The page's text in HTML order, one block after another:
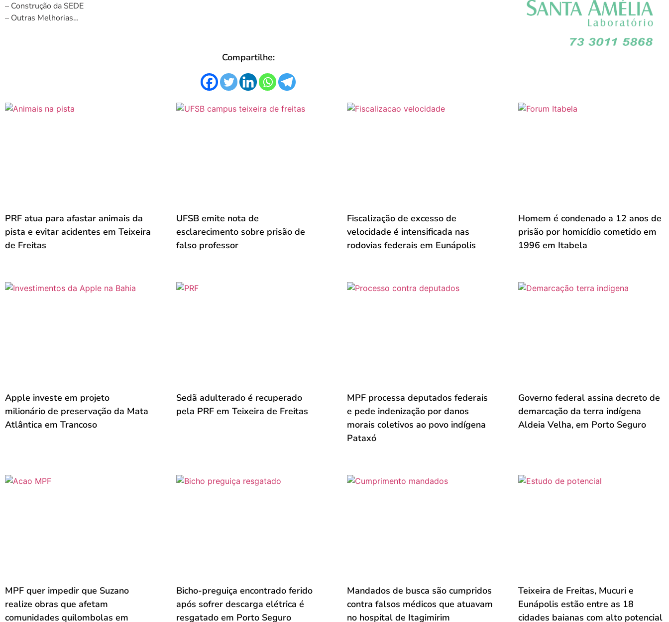
– Construção da SEDE
– Outras Melhorias…
Compartilhe:
PRF atua para afastar animais da
pista e evitar acidentes em Teixeira
de Freitas
UFSB emite nota de
esclarecimento sobre prisão de
falso professor
Fiscalização de excesso de
velocidade é intensificada nas
rodovias federais em Eunápolis
Homem é condenado a 12 anos de
prisão por homicídio cometido em
1996 em Itabela
Apple investe em projeto
milionário de preservação da Mata
Atlântica em Trancoso
Sedã adulterado é recuperado
pela PRF em Teixeira de Freitas
MPF processa deputados federais
e pede indenização por danos
morais coletivos ao povo indígena
Pataxó
Governo federal assina decreto de
demarcação da terra indígena
Aldeia Velha, em Porto Seguro
MPF quer impedir que Suzano
realize obras que afetam
comunidades quilombolas em
Bicho-preguiça encontrado ferido
após sofrer descarga elétrica é
resgatado em Porto Seguro
Mandados de busca são cumpridos
contra falsos médicos que atuavam
no hospital de Itagimirim
Teixeira de Freitas, Mucuri e
Eunápolis estão entre as 18
cidades baianas com alto potencial